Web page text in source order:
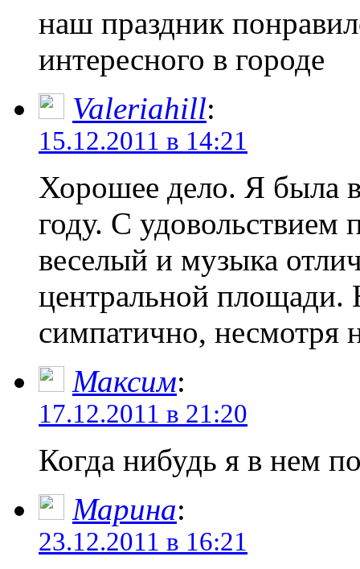
наш праздник
интересного в городе
Valeriahill:
15.12.2011 в 14:21
Хорошее дело. Я была
году. С удовольствием
веселый и музыка
центральной площади.
симпатично, несмотря
Максим:
17.12.2011 в 21:20
Когда нибудь я в нем
Марина:
23.12.2011 в 16:21